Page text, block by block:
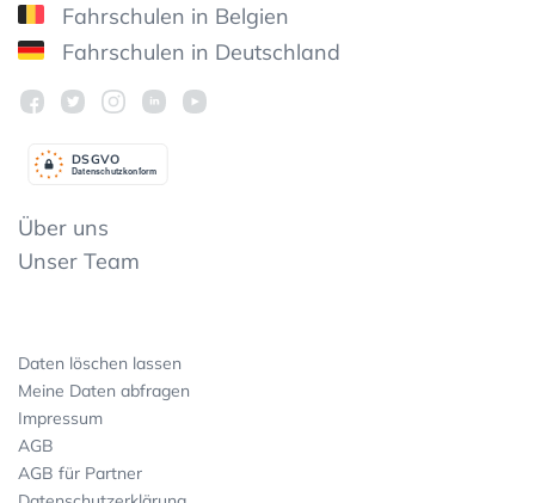
Fahrschulen in Belgien
Fahrschulen in Deutschland
Datenschutzkonform
DSGVO
Über uns
Unser Team
Daten löschen lassen
Meine Daten abfragen
Impressum
AGB
AGB für Partner